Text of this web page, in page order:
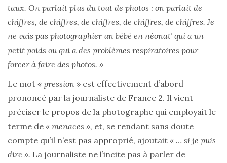
taux. On parlait plus du tout de photos : on parlait de
chiffres, de chiffres, de chiffres, de chiffres, de chiffres. Je
ne vais pas photographier un bébé en néonat’ qui a un
petit poids ou qui a des problèmes respiratoires pour
forcer à faire des photos. »
Le mot « pression » est effectivement d’abord
prononcé par la journaliste de France 2. Il vient
préciser le propos de la photographe qui employait le
terme de « menaces », et, se rendant sans doute
compte qu’il n’est pas approprié, ajoutait « … si je puis
dire ». La journaliste ne l’incite pas à parler de